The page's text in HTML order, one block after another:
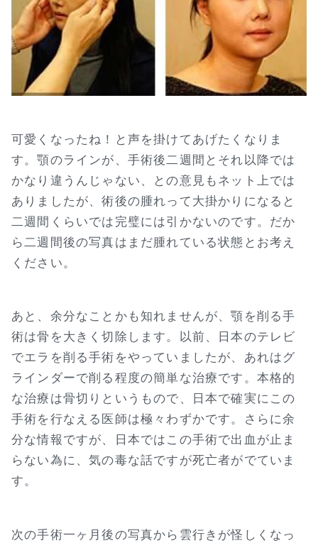
可愛くなったね！と声を掛けてあげたくなりま
す。顎のラインが、手術後二週間とそれ以降では
かなり違うんじゃない、との意見もネット上では
ありましたが、術後の腫れって大掛かりになると
二週間くらいでは完璧には引かないのです。だか
ら二週間後の写真はまだ腫れている状態とお考え
ください。
あと、余分なことかも知れませんが、顎を削る手
術は骨を大きく切除します。以前、日本のテレビ
でエラを削る手術をやっていましたが、あれはグ
ラインダーで削る程度の簡単な治療です。本格的
な治療は骨切りというもので、日本で確実にこの
手術を行なえる医師は極々わずかです。さらに余
分な情報ですが、日本ではこの手術で出血が止ま
らない為に、気の毒な話ですが死亡者がでていま
す。
次の手術一ヶ月後の写真から雲行きが怪しくなっ